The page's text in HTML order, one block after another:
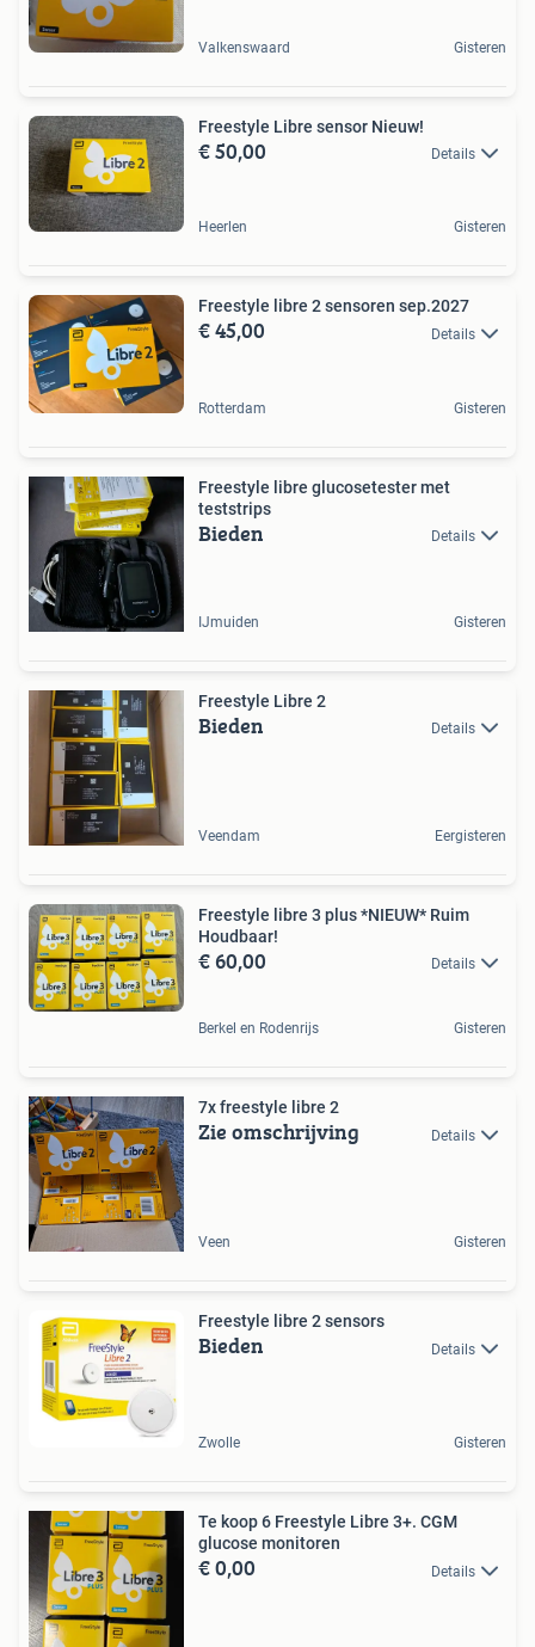
Valkenswaard Gisteren
Freestyle Libre sensor Nieuw!
€ 50,00 Details
Heerlen Gisteren
Freestyle libre 2 sensoren sep.2027
€ 45,00 Details
Rotterdam Gisteren
Freestyle libre glucosetester met
teststrips
Bieden Details
IJmuiden Gisteren
Freestyle Libre 2
Bieden Details
Veendam Eergisteren
Freestyle libre 3 plus *NIEUW* Ruim
Houdbaar!
€ 60,00 Details
Berkel en Rodenrijs Gisteren
7x freestyle libre 2
Zie omschrijving Details
Veen Gisteren
Freestyle libre 2 sensors
Bieden Details
Zwolle Gisteren
Te koop 6 Freestyle Libre 3+. CGM
glucose monitoren
€ 0,00 Details